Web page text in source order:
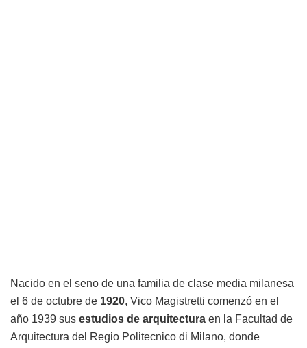
Nacido en el seno de una familia de clase media milanesa
el 6 de octubre de 1920, Vico Magistretti comenzó en el
año 1939 sus estudios de arquitectura en la Facultad de
Arquitectura del Regio Politecnico di Milano, donde